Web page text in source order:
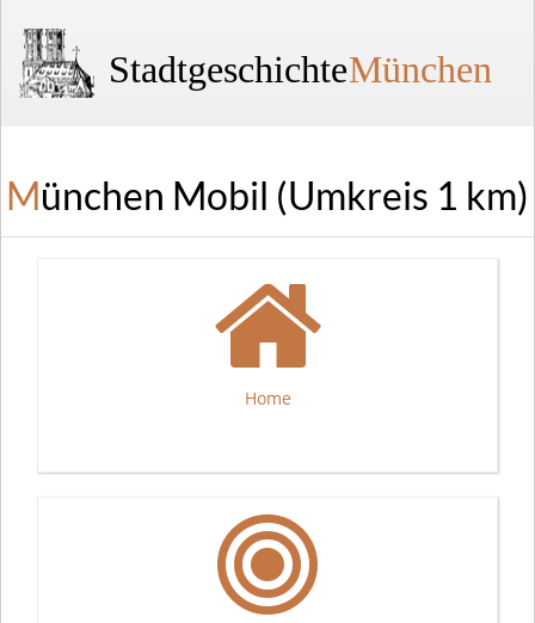
StadtgeschichteMünchen
München Mobil (Umkreis 1 km)
Home